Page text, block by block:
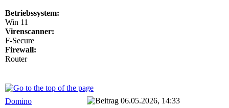
Betriebssystem:
Win 11
Virenscanner:
F-Secure
Firewall:
Router
Domino 06.05.2026, 14:33